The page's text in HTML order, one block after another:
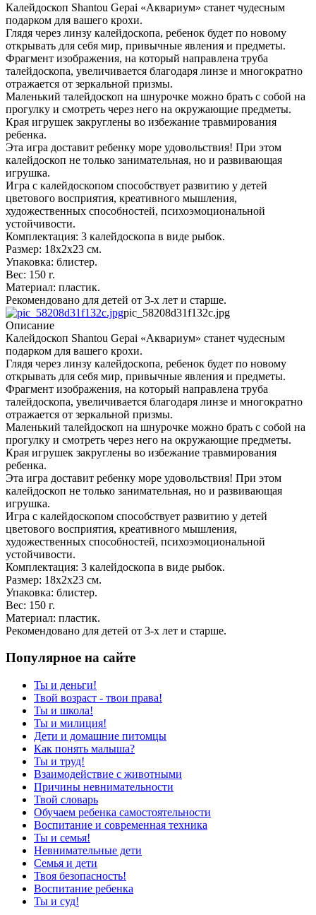
Калейдоскоп Shantou Gepai «Аквариум» станет чудесным
подарком для вашего крохи.
Глядя через линзу калейдоскопа, ребенок будет по новому
открывать для себя мир, привычные явления и предметы.
Фрагмент изображения, на который направлена труба
талейдоскопа, увеличивается благодаря линзе и многократно
отражается от зеркальной призмы.
Маленький талейдоскоп на шнурочке можно брать с собой на
прогулку и смотреть через него на окружающие предметы.
Края игрушек закруглены во избежание травмирования
ребенка.
Эта игра доставит ребенку море удовольствия! При этом
калейдоскоп не только занимательная, но и развивающая
игрушка.
Игра с калейдоскопом способствует развитию у детей
цветового восприятия, креативного мышления,
художественных способностей, психоэмоциональной
устойчивости.
Комплектация: 3 калейдоскопа в виде рыбок.
Размер: 18x2x23 см.
Упаковка: блистер.
Вес: 150 г.
Материал: пластик.
Рекомендовано для детей от 3-х лет и старше.
pic_58208d31f132c.jpg
Описание
Калейдоскоп Shantou Gepai «Аквариум» станет чудесным
подарком для вашего крохи.
Глядя через линзу калейдоскопа, ребенок будет по новому
открывать для себя мир, привычные явления и предметы.
Фрагмент изображения, на который направлена труба
талейдоскопа, увеличивается благодаря линзе и многократно
отражается от зеркальной призмы.
Маленький талейдоскоп на шнурочке можно брать с собой на
прогулку и смотреть через него на окружающие предметы.
Края игрушек закруглены во избежание травмирования
ребенка.
Эта игра доставит ребенку море удовольствия! При этом
калейдоскоп не только занимательная, но и развивающая
игрушка.
Игра с калейдоскопом способствует развитию у детей
цветового восприятия, креативного мышления,
художественных способностей, психоэмоциональной
устойчивости.
Комплектация: 3 калейдоскопа в виде рыбок.
Размер: 18x2x23 см.
Упаковка: блистер.
Вес: 150 г.
Материал: пластик.
Рекомендовано для детей от 3-х лет и старше.
Популярное на сайте
Ты и деньги!
Твой возраст - твои права!
Ты и школа!
Ты и милиция!
Дети и домашние питомцы
Как понять малыша?
Ты и труд!
Взаимодействие с животными
Причины невнимательности
Твой словарь
Обучаем ребенка самостоятельности
Воспитание и современная техника
Ты и семья!
Невнимательные дети
Семья и дети
Твоя безопасность!
Воспитание ребенка
Ты и суд!